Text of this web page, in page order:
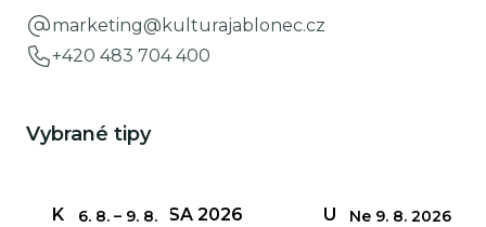
marketing@kulturajablonec.cz
+420 483 704 400
Vybrané tipy
6. 8. – 9. 8.
KŘEHKÁ KRÁSA 2026 Ne 9. 8. 2026
UZÁVĚRKY